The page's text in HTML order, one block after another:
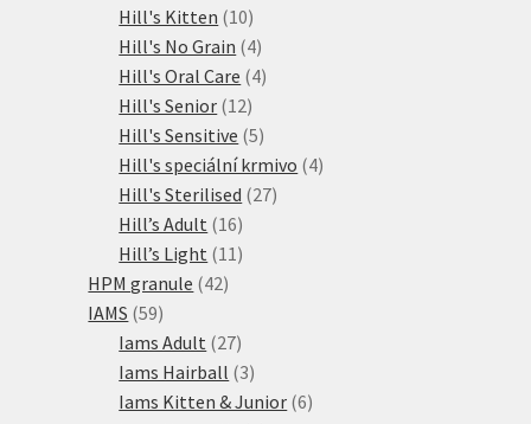
Hill's Kitten 1010
produktů
Hill's No Grain 44
produkty
Hill's Oral Care 44
Hill's Senior 1212
produktů
Hill's Sensitive 55
produktů
Hill's speciální krmivo 44
Hill's Sterilised 2727
Hill’s Adult 1616
produktů
Hill’s Light 11 11
HPM granule 4242
IAMS 5959
produktů
Iams Adult 2727
produktů
Iams Hairball 33
produkty
Iams Kitten & Junior 66